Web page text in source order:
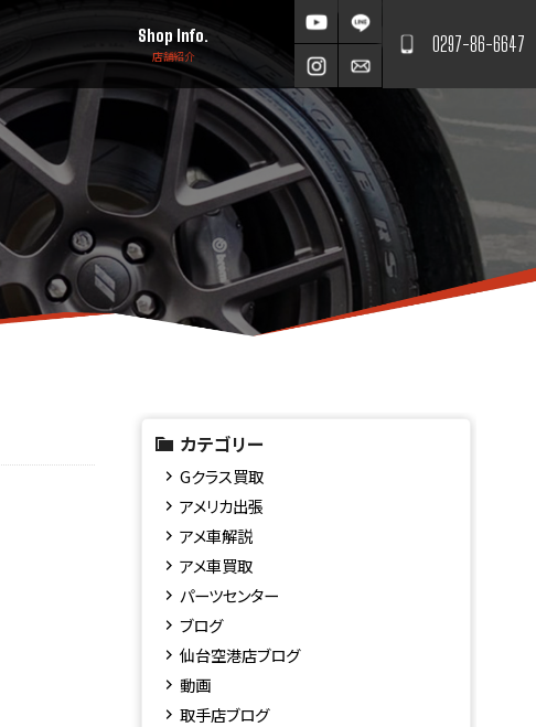
0297-86-6647
Shop Info.
店舗紹介
カテゴリー
Gクラス買取
アメリカ出張
アメ車解説
アメ車買取
パーツセンター
ブログ
仙台空港店ブログ
動画
取手店ブログ